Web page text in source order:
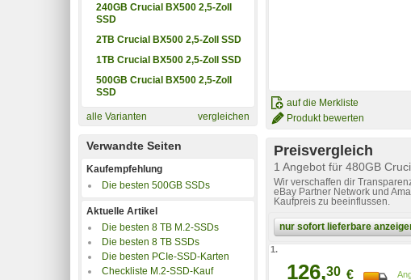
240GB Crucial BX500 2,5-Zoll
SSD
2TB Crucial BX500 2,5-Zoll SSD
1TB Crucial BX500 2,5-Zoll SSD
500GB Crucial BX500 2,5-Zoll
SSD
alle Varianten vergleichen
Verwandte Seiten
Kaufempfehlung
Die besten 500GB SSDs
Aktuelle Artikel
Die besten 8 TB M.2-SSDs
Die besten 8 TB SSDs
Die besten PCIe-SSD-Karten
Checkliste M.2-SSD-Kauf
auf die Merkliste
Produkt bewerten
Preisvergleich
1 Angebot für 480GB
Wir verschaffen dir
eBay Partner Network und
Kaufpreis zu beeinflussen.
nur sofort lieferbare
1.
126,30 €